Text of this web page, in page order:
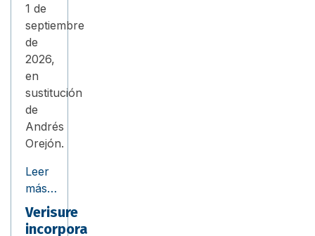
1 de
septiembre
de
2026,
en
sustitución
de
Andrés
Orejón.
Leer
más…
Verisure
incorpora